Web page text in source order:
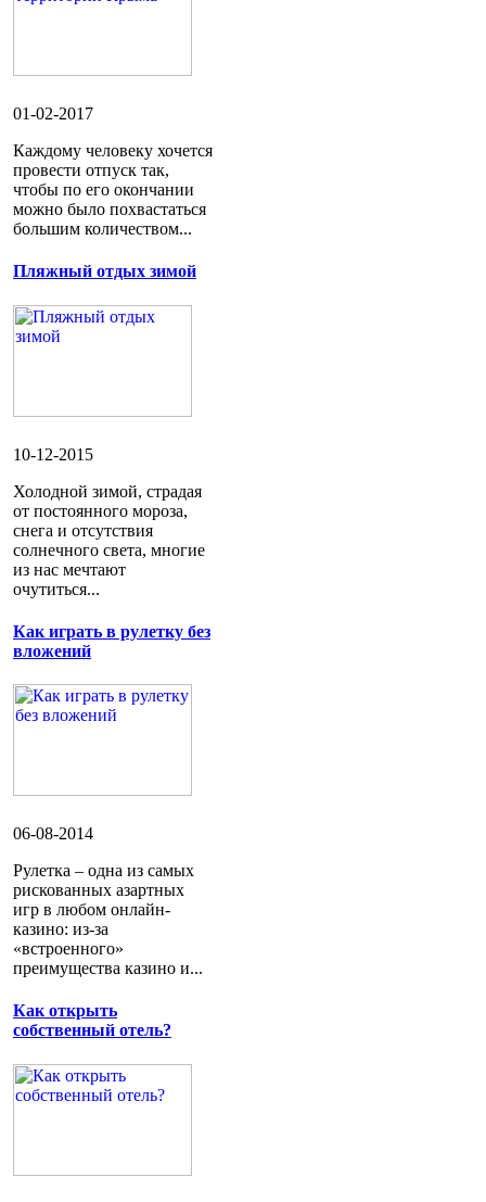
01-02-2017
Каждому человеку хочется
провести отпуск так,
чтобы по его окончании
можно было похвастаться
большим количеством...
Пляжный отдых зимой
10-12-2015
Холодной зимой, страдая
от постоянного мороза,
снега и отсутствия
солнечного света, многие
из нас мечтают
очутиться...
Как играть в рулетку без
вложений
06-08-2014
Рулетка – одна из самых
рискованных азартных
игр в любом онлайн-
казино: из-за
«встроенного»
преимущества казино и...
Как открыть
собственный отель?